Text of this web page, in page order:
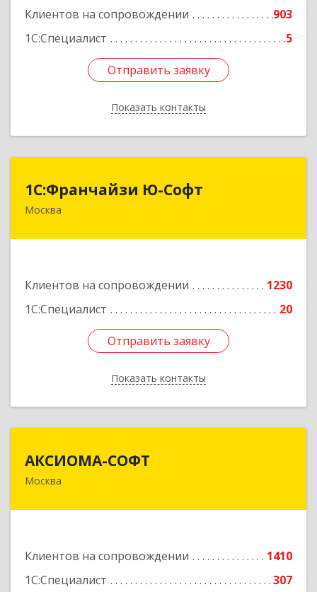
Клиентов на сопровождении
903
1С:Специалист
5
Отправить заявку
Показать контакты
Отправить заявку
Назад
1С:Франчайзи Ю-Софт
Москва
Клиентов на сопровождении
1230
1С:Специалист
20
Отправить заявку
Показать контакты
1С:Франчайзи Ю-Софт
117149, Москва г, вн.тер.г. муниципальный
Отправить заявку
Назад
АКСИОМА-СОФТ
Москва
Клиентов на сопровождении
1410
1С:Специалист
307
105066, Москва г, вн.тер.г. муниципальный
Подробнее